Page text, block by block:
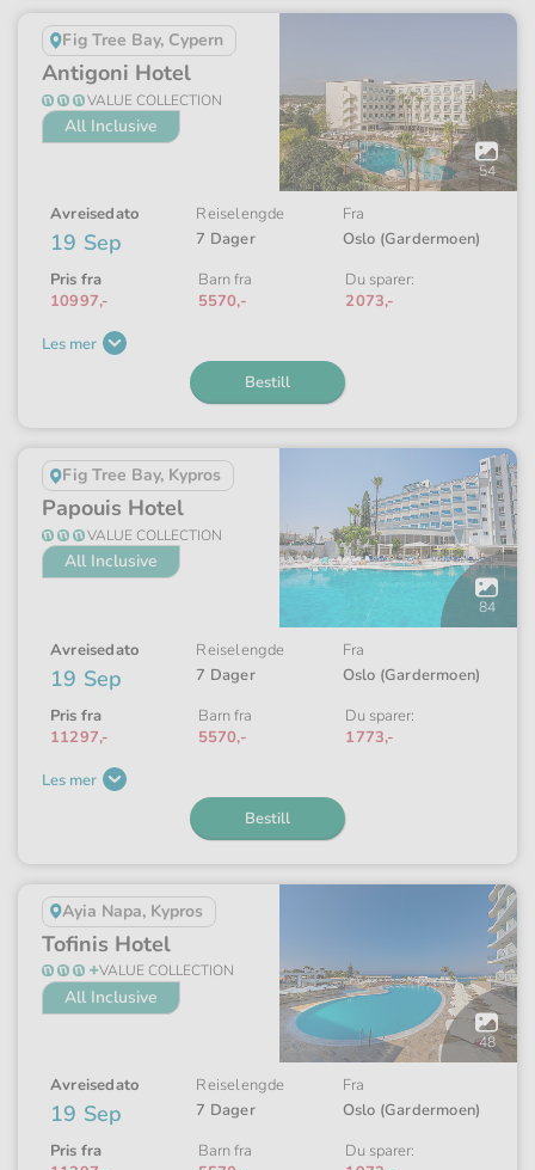
Fig Tree Bay, Cypern
Antigoni Hotel
VALUE COLLECTION
All Inclusive
Åpne
galleriet
54
Avreisedato
19 Sep
Reiselengde
7 Dager
Fra
Oslo (Gardermoen)
Pris fra
10997,-
Barn fra
5570,-
Du sparer:
2073,-
Les mer
Bestill
Fig Tree Bay, Kypros
Papouis Hotel
VALUE COLLECTION
All Inclusive
Åpne
galleriet
84
Avreisedato
19 Sep
Reiselengde
7 Dager
Fra
Oslo (Gardermoen)
Pris fra
11297,-
Barn fra
5570,-
Du sparer:
1773,-
Les mer
Bestill
Ayia Napa, Kypros
Tofinis Hotel
VALUE COLLECTION
All Inclusive
Åpne
galleriet
48
Avreisedato
19 Sep
Reiselengde
7 Dager
Fra
Oslo (Gardermoen)
Pris fra
Barn fra
Du sparer: